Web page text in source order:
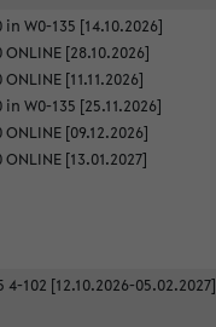
W0-135 [14.10.2026]
[28.10.2026]
[11.11.2026]
W0-135 [25.11.2026]
[09.12.2026]
[13.01.2027]
4-102 [12.10.2026-05.02.2027]